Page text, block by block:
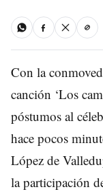
Con la
canción ‘Los
póstumos al
hace pocos
López de
la participación